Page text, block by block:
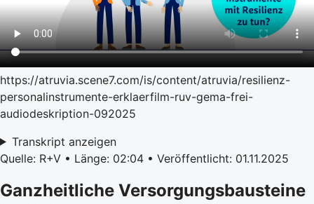
https://atruvia.scene7.com/is/content/atruvia/resilienz-
personalinstrumente-erklaerfilm-ruv-gema-frei-
audiodeskription-092025
Transkript anzeigen
Quelle: R+V • Länge: 02:04 • Veröffentlicht: 01.11.2025
Ganzheitliche Versorgungsbausteine